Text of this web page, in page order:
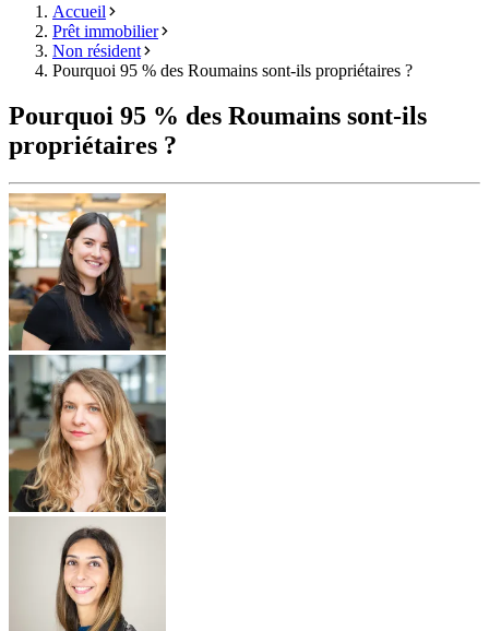
Accueil
Prêt immobilier
Non résident
Pourquoi 95 % des Roumains sont-ils propriétaires ?
Pourquoi 95 % des Roumains sont-ils
propriétaires ?